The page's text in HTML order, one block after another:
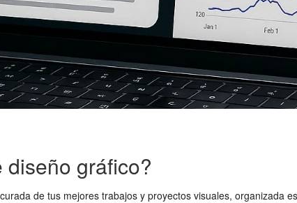
gráfico?
de tus mejores trabajos y proyectos visuales, organizada